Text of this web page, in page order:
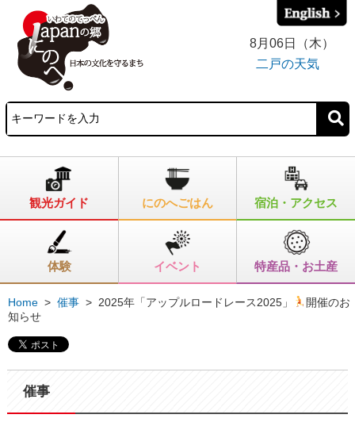
8月06日（木）
二戸の天気
観光ガイド にのへごはん 宿泊・アクセス
体験 イベント 特産品・お土産
Home > 催事 > 2025年「アップルロードレース2025」
開催のお
知らせ
催事